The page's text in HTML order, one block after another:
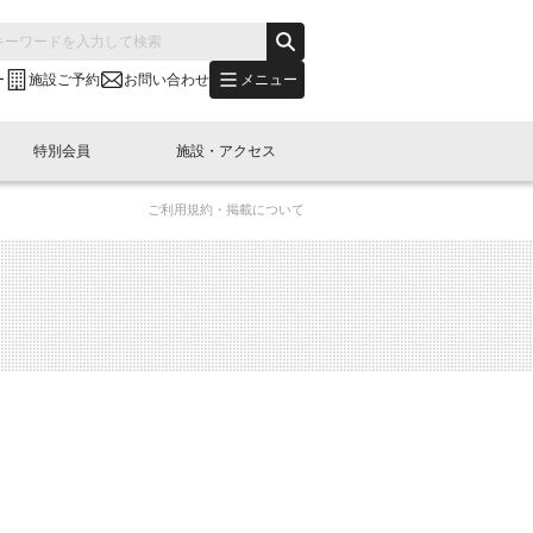
施設ご予約 お問い合わせ メニュー
別会員開催
展・参加
"LINK-BioBAY TOKYO"？
(News Letter)
コラム
ュース・事業紹介
ベント
LINK-J WEST
容
本橋エリアについて
特別会員
し込み
施設・アクセス
予約
ご利用規約・掲載について